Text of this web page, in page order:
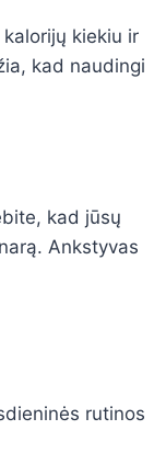
kiekiu ir
kad naudingi
kad jūsų
Ankstyvas
rutinos